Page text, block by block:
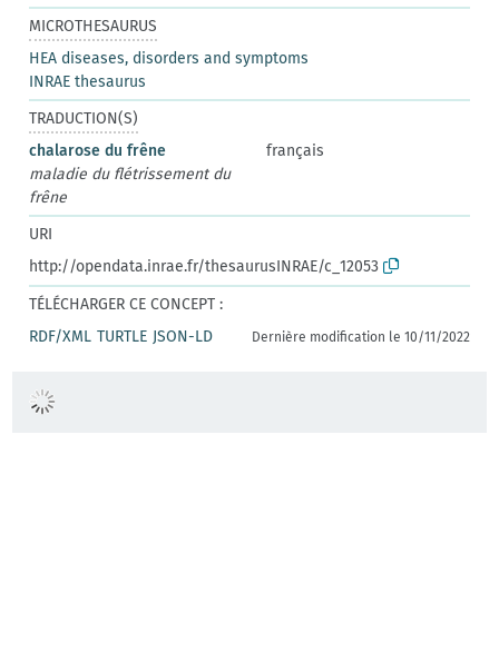
MICROTHESAURUS
HEA diseases, disorders and symptoms
INRAE thesaurus
TRADUCTION(S)
chalarose du frêne
français
maladie du flétrissement du
frêne
URI
http://opendata.inrae.fr/thesaurusINRAE/c_12053
TÉLÉCHARGER CE CONCEPT :
RDF/XML TURTLE JSON-LD Dernière modification le 10/11/2022